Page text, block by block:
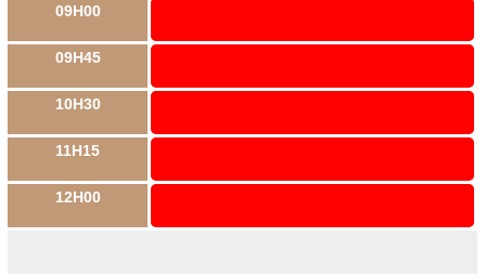
09H00
09H45
10H30
11H15
12H00